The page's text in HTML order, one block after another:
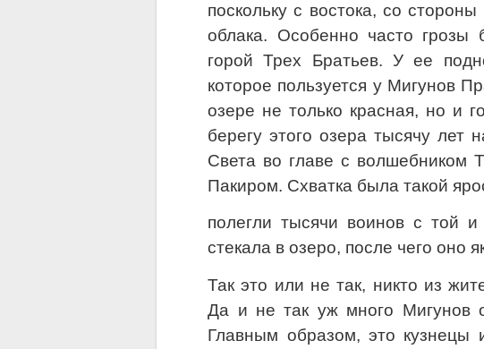
поскольку с востока, со
облака. Особенно часто грозы
горой Трех Братьев. У ее
которое пользуется у Мигунов
озере не только красная, но и
берегу этого озера тысячу лет
Света во главе с волшебником
Пакиром. Схватка была такой
полегли тысячи воинов с той
стекала в озеро, после чего оно
Так это или не так, никто из
Да и не так уж много Мигунов
Главным образом, это кузнецы